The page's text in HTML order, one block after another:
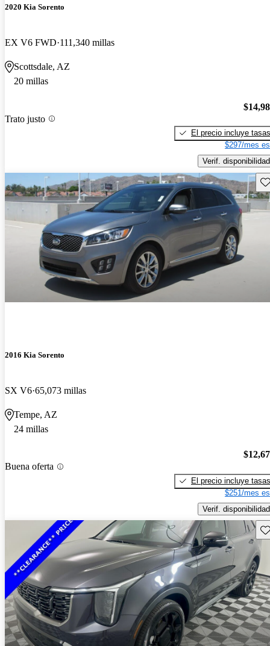
2020 Kia Sorento
EX V6 FWD 111,340 millas
Scottsdale, AZ
20 millas
Trato justo
El precio incluye tasas
$297/mes
Verif. disponibilidad
2016 Kia Sorento
SX V6 65,073 millas
Tempe, AZ
24 millas
Buena oferta
El precio incluye tasas
$251/mes
Verif. disponibilidad